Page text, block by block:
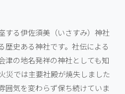
する伊佐須美（いさすみ）神社
歴史ある神社です。社伝による
津の地名発祥の神社としても知
災では主要社殿が焼失しました
囲気を変わらず保ち続けていま